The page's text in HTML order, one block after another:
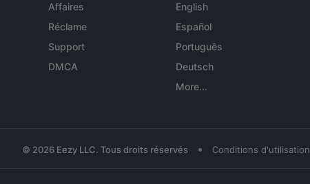
Affaires
Réclame
Support
DMCA
English
Español
Português
Deutsch
More...
© 2026 Eezy LLC. Tous droits réservés • Conditions d'utilisation